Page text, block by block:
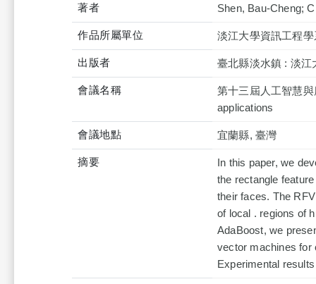
著者 Shen, Bau-Cheng;
作品所屬單位 淡江大學資訊工程學
出版者 臺北縣淡水鎮 : 淡江
會議名稱
第十三屆人工智慧
applications
會議地點 宜蘭縣, 臺灣
摘要
In this paper, we
the rectangle
their faces. The
of local . regions of
AdaBoost, we
vector machines for
Experimental